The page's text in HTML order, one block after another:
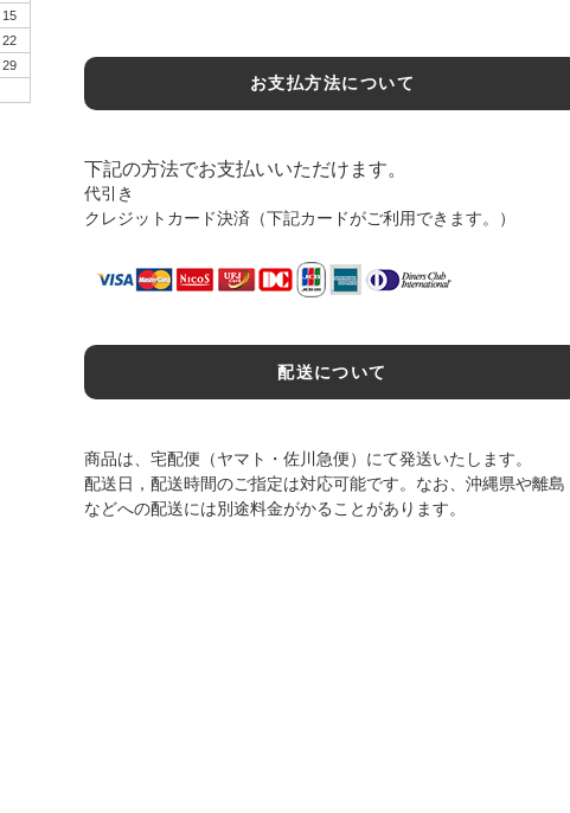
お支払方法について
下記の方法でお支払いいただけます。
代引き
クレジットカード決済（下記カードがご利用できます。）
配送について
商品は、宅配便（ヤマト・佐川急便）にて発送いたします。
配送日，配送時間のご指定は対応可能です。なお、沖縄県や離島
などへの配送には別途料金がかることがあります。
15
22
29